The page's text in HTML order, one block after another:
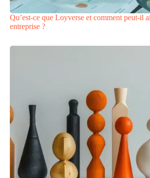
Qu’est-ce que Loyverse et comment peut-il
entreprise ?